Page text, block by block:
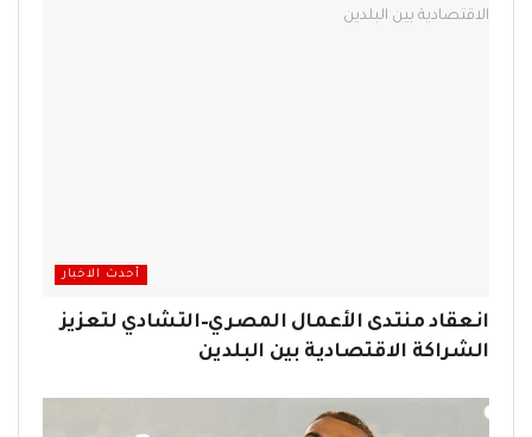
أحدث الاخبار
انعقاد منتدى الأعمال المصري–التشادي لتعزيز
الشراكة الاقتصادية بين البلدين